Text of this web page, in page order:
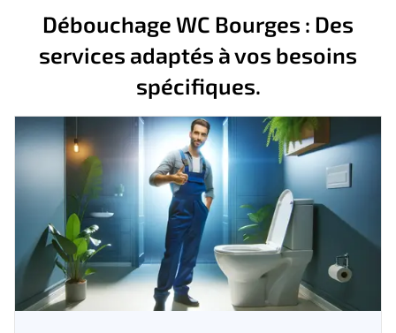
Débouchage WC Bourges : Des
services adaptés à vos besoins
spécifiques.